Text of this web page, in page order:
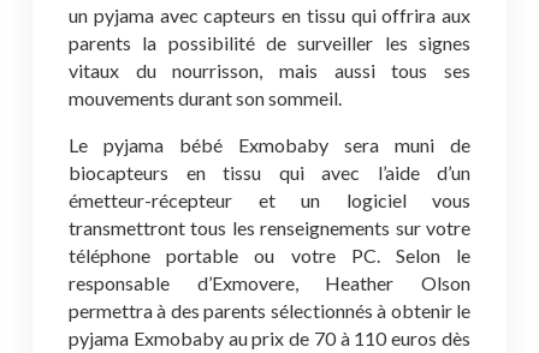
un pyjama avec capteurs en tissu qui offrira aux
parents la possibilité de surveiller les signes
vitaux du nourrisson, mais aussi tous ses
mouvements durant son sommeil.
Le pyjama bébé Exmobaby sera muni de
biocapteurs en tissu qui avec l’aide d’un
émetteur-récepteur et un logiciel vous
transmettront tous les renseignements sur votre
téléphone portable ou votre PC. Selon le
responsable d’Exmovere, Heather Olson
permettra à des parents sélectionnés à obtenir le
pyjama Exmobaby au prix de 70 à 110 euros dès